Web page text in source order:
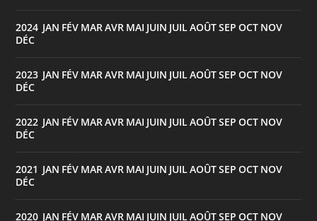
2024 JAN FÉV MAR AVR MAI JUIN JUIL AOÛTSEP OCT NOV
DÉC
2023 JAN FÉV MAR AVR MAI JUIN JUIL AOÛTSEP OCT NOV
DÉC
2022 JAN FÉV MAR AVR MAI JUIN JUIL AOÛTSEP OCT NOV
DÉC
2021 JAN FÉV MAR AVR MAI JUIN JUIL AOÛTSEP OCT NOV
DÉC
2020 JAN FÉV MAR AVR MAI JUIN JUIL AOÛTSEP OCT NOV